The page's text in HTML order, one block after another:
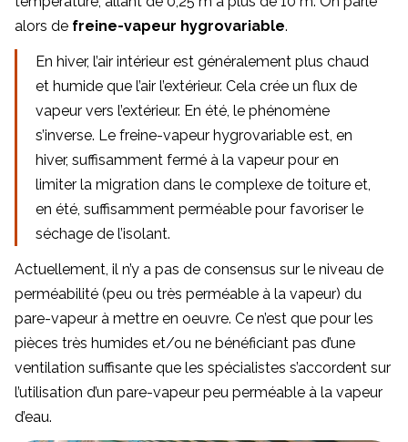
alors de freine-vapeur hygrovariable.
En hiver, l’air intérieur est généralement plus chaud
et humide que l’air l’extérieur. Cela crée un flux de
vapeur vers l’extérieur. En été, le phénomène
s’inverse. Le freine-vapeur hygrovariable est, en
hiver, suffisamment fermé à la vapeur pour en
limiter la migration dans le complexe de toiture et,
en été, suffisamment perméable pour favoriser le
séchage de l’isolant.
Actuellement, il n’y a pas de consensus sur le niveau de
perméabilité (peu ou très perméable à la vapeur) du
pare-vapeur à mettre en oeuvre. Ce n’est que pour les
pièces très humides et/ou ne bénéficiant pas d’une
ventilation suffisante que les spécialistes s’accordent sur
l’utilisation d’un pare-vapeur peu perméable à la vapeur
d’eau.